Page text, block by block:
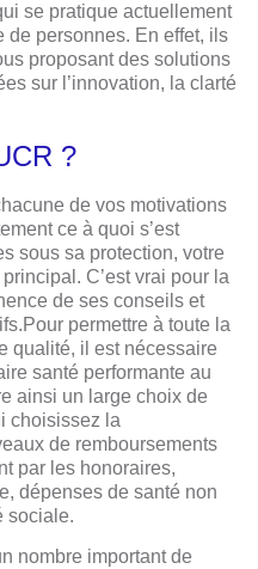
se pratique actuellement
de personnes. En effet, ils
proposant des solutions
sur l’innovation, la clarté
?
de vos motivations
ce à quoi s’est
sous sa protection, votre
C’est vrai pour la
de ses conseils et
permettre à toute la
qualité, il est nécessaire
santé performante au
ainsi un large choix de
choisissez la
de remboursements
par les honoraires,
dépenses de santé non
sociale.
nombre important de